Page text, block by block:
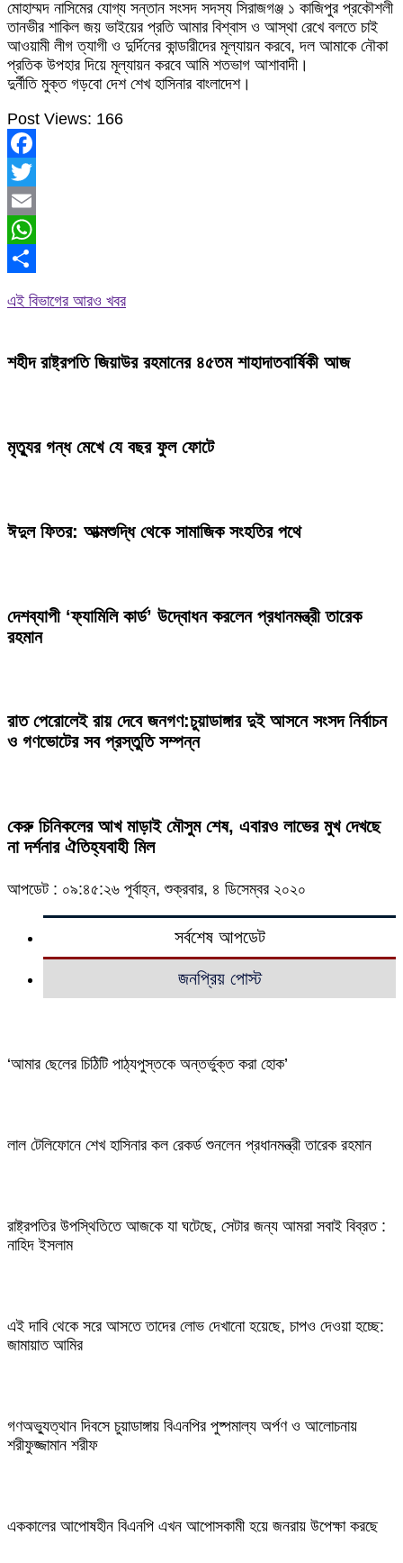
মোহাম্মদ নাসিমের যোগ্য সন্তান সংসদ সদস্য সিরাজগঞ্জ ১ কাজিপুর প্রকৌশলী
তানভীর শাকিল জয় ভাইয়ের প্রতি আমার বিশ্বাস ও আস্থা রেখে বলতে চাই
আওয়ামী লীগ ত্যাগী ও দুর্দিনের কান্ডারীদের মূল্যায়ন করবে, দল আমাকে নৌকা
প্রতিক উপহার দিয়ে মূল্যায়ন করবে আমি শতভাগ আশাবাদী।
দুর্নীতি মুক্ত গড়বো দেশ শেখ হাসিনার বাংলাদেশ।
Post Views: 166
Facebook
Twitter
Email
WhatsApp
এই বিভাগের আরও খবর
শহীদ রাষ্ট্রপতি জিয়াউর রহমানের ৪৫তম শাহাদাতবার্ষিকী আজ
মৃত্যুর গন্ধ মেখে যে বছর ফুল ফোটে
ঈদুল ফিতর: আত্মশুদ্ধি থেকে সামাজিক সংহতির পথে
দেশব্যাপী ‘ফ্যামিলি কার্ড’ উদ্বোধন করলেন প্রধানমন্ত্রী তারেক
রহমান
রাত পেরোলেই রায় দেবে জনগণ:চুয়াডাঙ্গার দুই আসনে সংসদ নির্বাচন
ও গণভোটের সব প্রস্তুতি সম্পন্ন
কেরু চিনিকলের আখ মাড়াই মৌসুম শেষ, এবারও লাভের মুখ দেখছে
না দর্শনার ঐতিহ্যবাহী মিল
আপডেট : ০৯:৪৫:২৬ পূর্বাহ্ন, শুক্রবার, ৪ ডিসেম্বর ২০২০
সর্বশেষ আপডেট
জনপ্রিয় পোস্ট
‘আমার ছেলের চিঠিটি পাঠ্যপুস্তকে অন্তর্ভুক্ত করা হোক’
লাল টেলিফোনে শেখ হাসিনার কল রেকর্ড শুনলেন প্রধানমন্ত্রী তারেক রহমান
রাষ্ট্রপতির উপস্থিতিতে আজকে যা ঘটেছে, সেটার জন্য আমরা সবাই বিব্রত :
নাহিদ ইসলাম
এই দাবি থেকে সরে আসতে তাদের লোভ দেখানো হয়েছে, চাপও দেওয়া হচ্ছে:
জামায়াত আমির
গণঅভ্যুত্থান দিবসে চুয়াডাঙ্গায় বিএনপির পুষ্পমাল্য অর্পণ ও আলোচনায়
শরীফুজ্জামান শরীফ
এককালের আপোষহীন বিএনপি এখন আপোসকামী হয়ে জনরায় উপেক্ষা করছে